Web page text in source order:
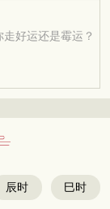
好运还是霉运？
辰时 巳时